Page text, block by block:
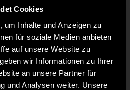
Cookies
um Inhalte und Anzeigen zu
für soziale Medien anbieten
auf unsere Website zu
wir Informationen zu Ihrer
an unsere Partner für
und Analysen weiter. Unsere